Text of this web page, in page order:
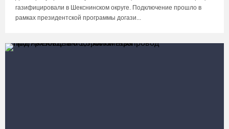
газифицировали в Шекснинском округе. Подключение прошло в
рамках президентской программы догази...